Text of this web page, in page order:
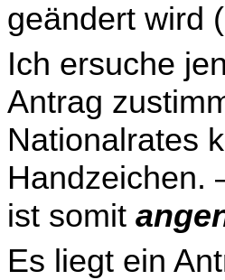
geändert wird
Ich ersuche
Antrag
Nationalrates
Handzeichen.
ist somit
Es liegt ein